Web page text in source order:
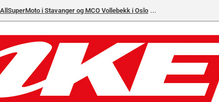
i Stavanger og MCO Vollebekk i Oslo